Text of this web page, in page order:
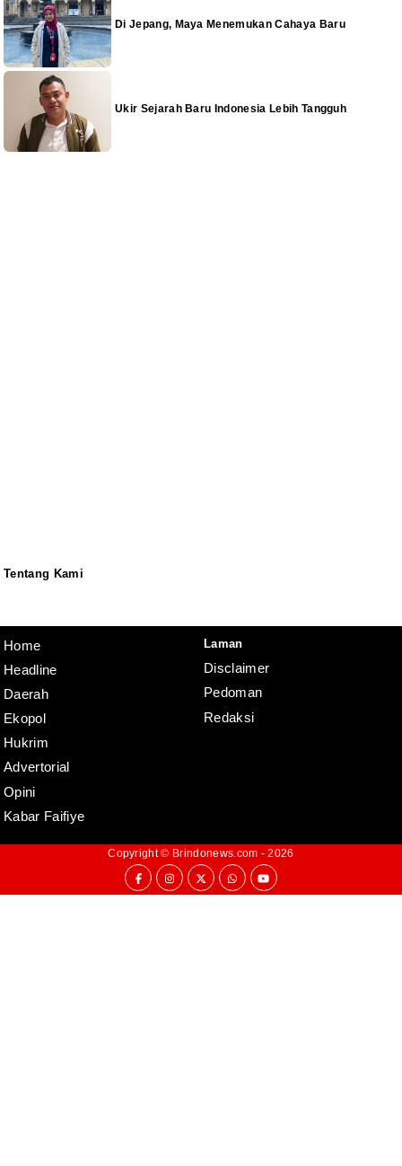
Di Jepang, Maya Menemukan Cahaya Baru
Ukir Sejarah Baru Indonesia Lebih Tangguh
Tentang Kami
Home
Headline
Daerah
Ekopol
Hukrim
Advertorial
Opini
Kabar Faifiye
Laman
Disclaimer
Pedoman
Redaksi
Copyright © Brindonews.com - 2026